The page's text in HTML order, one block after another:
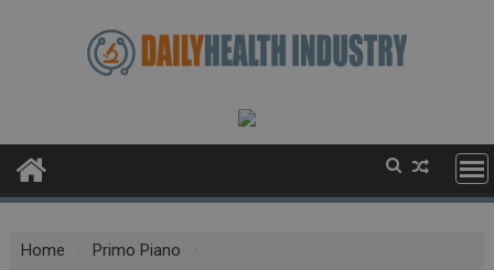
Home
Primo Piano